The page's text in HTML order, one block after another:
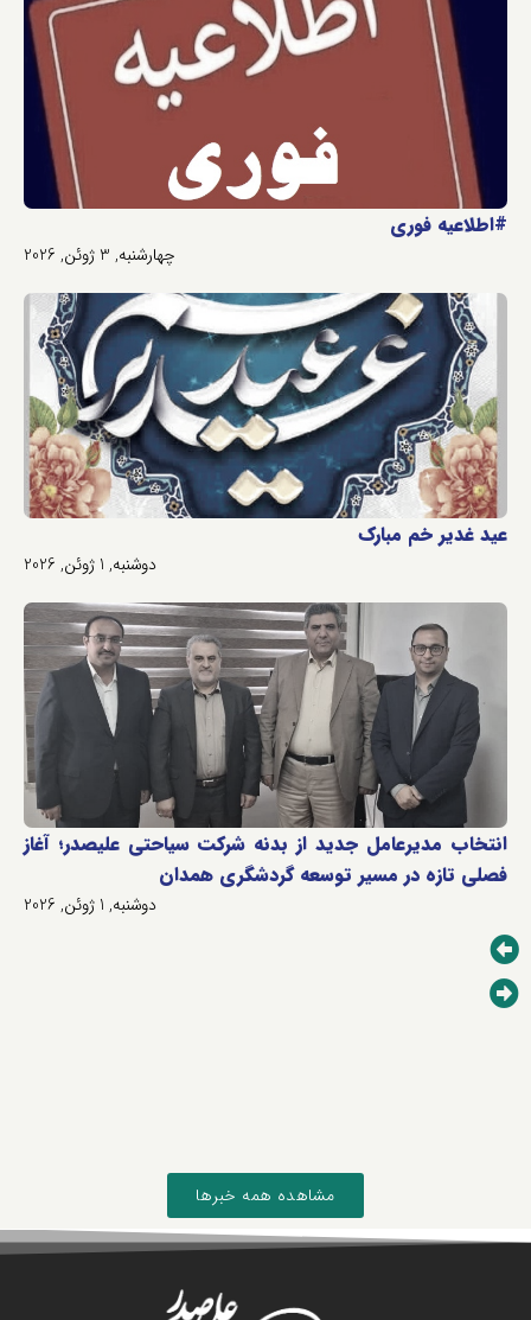
#اطلاعیه فوری
چهارشنبه, 3 ژوئن, 2026
عید غدیر خم مبارک
دوشنبه, 1 ژوئن, 2026
انتخاب مدیرعامل جدید از بدنه شرکت سیاحتی علیصدر؛ آغاز
فصلی تازه در مسیر توسعه گردشگری همدان
دوشنبه, 1 ژوئن, 2026
مشاهده همه خبرها